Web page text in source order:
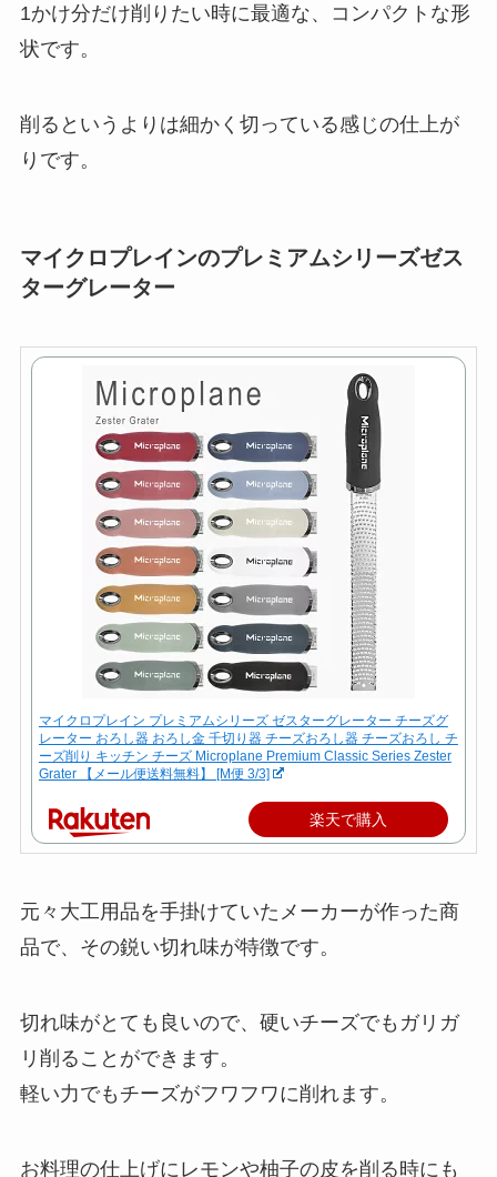
1かけ分だけ削りたい時に最適な、コンパクトな形
状です。
削るというよりは細かく切っている感じの仕上が
りです。
マイクロプレインのプレミアムシリーズゼス
ターグレーター
マイクロプレイン プレミアムシリーズ ゼスターグレーター チーズグ
レーター おろし器 おろし金 千切り器 チーズおろし器 チーズおろし チ
ーズ削り キッチン チーズ Microplane Premium Classic Series Zester
Grater 【メール便送料無料】 [M便 3/3]
楽天で購入
元々大工用品を手掛けていたメーカーが作った商
品で、その鋭い切れ味が特徴です。
切れ味がとても良いので、硬いチーズでもガリガ
リ削ることができます。
軽い力でもチーズがフワフワに削れます。
お料理の仕上げにレモンや柚子の皮を削る時にも